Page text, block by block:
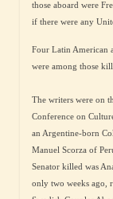
those aboard were
if there were any
Four Latin American
were among those
The writers were on
Conference on
an Argentine-born
Manuel Scorza of
Senator killed was
only two weeks ago,